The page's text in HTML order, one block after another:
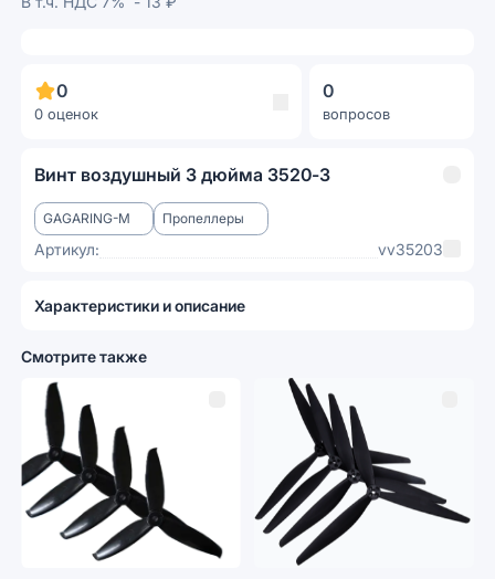
0
0 оценок
0
вопросов
Винт воздушный 3 дюйма 3520-3
GAGARING-M Пропеллеры
Артикул: vv35203
Характеристики и описание
Смотрите также